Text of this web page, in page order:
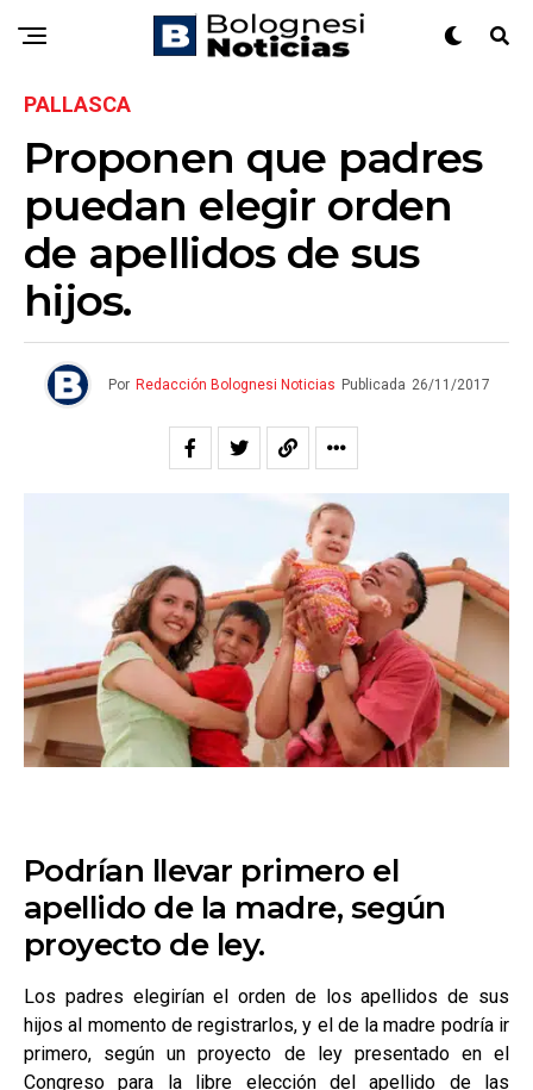
PALLASCA
Proponen que padres
puedan elegir orden
de apellidos de sus
hijos.
Por Redacción Bolognesi Noticias Publicada 26/11/2017
Podrían llevar primero el
apellido de la madre, según
proyecto de ley.
Los padres elegirían el orden de los apellidos de sus
hijos al momento de registrarlos, y el de la madre podría ir
primero, según un proyecto de ley presentado en el
Congreso para la libre elección del apellido de las